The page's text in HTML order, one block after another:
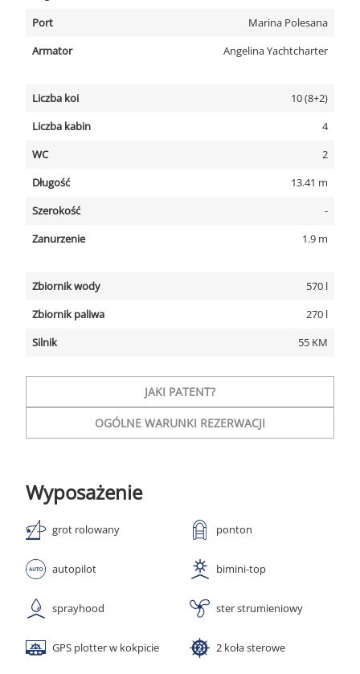
Port
Marina Polesana
Armator
Angelina Yachtcharter
Liczba koi
10 (8+2)
Liczba kabin
4
WC
2
Długość
13.41 m
Szerokość
-
Zanurzenie
1.9 m
Zbiornik wody
570 l
Zbiornik paliwa
270 l
Silnik
55 KM
JAKI PATENT?
OGÓLNE WARUNKI REZERWACJI
Wyposażenie
grot rolowany ponton
autopilot bimini-top
sprayhood ster strumieniowy
GPS plotter w kokpicie 2 koła sterowe